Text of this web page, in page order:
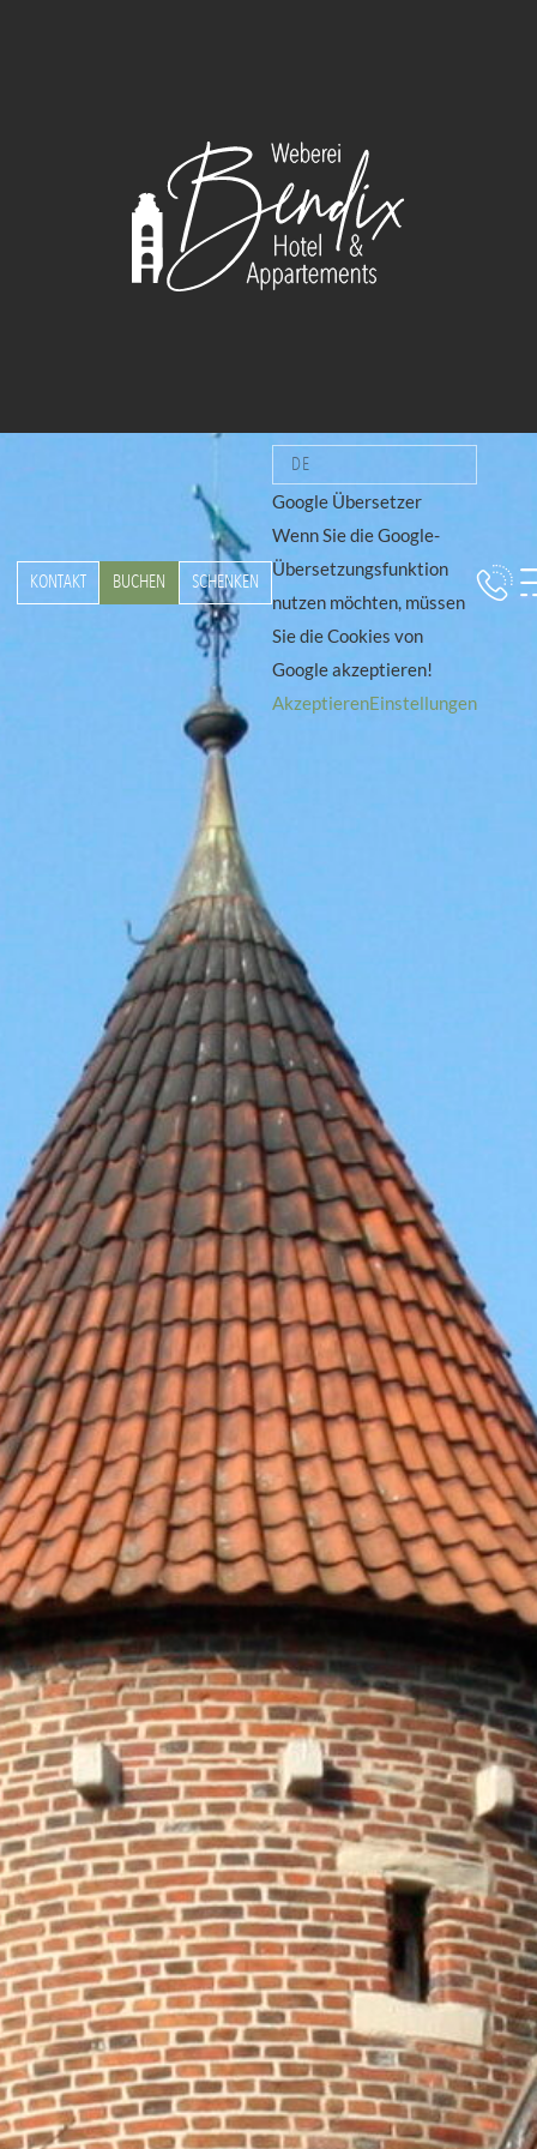
KONTAKT BUCHEN SCHENKEN
DE
Google Übersetzer
Wenn Sie die Google-
Übersetzungsfunktion
nutzen möchten, müssen
Sie die Cookies von
Google akzeptieren!
AkzeptierenEinstellungen